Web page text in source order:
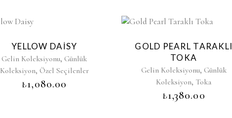
YELLOW DAISY
Gelin Koleksiyonu, Günlük
Koleksiyon, Özel Seçilenler
₺1,080.00
GOLD PEARL TARAKLI
TOKA
Gelin Koleksiyonu, Günlük
Koleksiyon, Toka
₺1,380.00